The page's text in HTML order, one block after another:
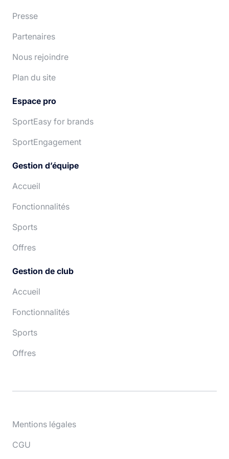
Presse
Partenaires
Nous rejoindre
Plan du site
Espace pro
SportEasy for brands
SportEngagement
Gestion d’équipe
Accueil
Fonctionnalités
Sports
Offres
Gestion de club
Accueil
Fonctionnalités
Sports
Offres
Mentions légales
CGU